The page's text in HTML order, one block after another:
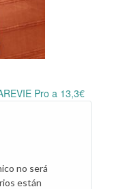
Pro a 13,3€
no será
están